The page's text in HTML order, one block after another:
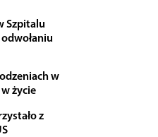
Szpitalu
w
życie
z